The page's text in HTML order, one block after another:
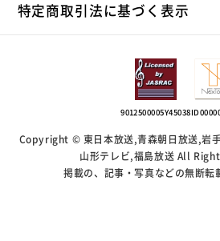
特定商取引法に基づく表示
9012500005Y45038
Copyright © 東日本放送,青森朝日放送,岩
山形テレビ,福島放送 All
掲載の、記事・写真などの無断転